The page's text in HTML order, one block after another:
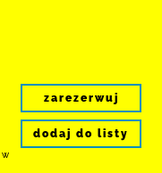
w
zarezerwuj
dodaj do listy